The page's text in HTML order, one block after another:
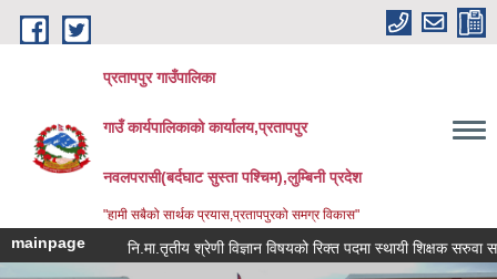
Skip to main content
प्रतापपुर गाउँपालिका
गाउँ कार्यपालिकाको कार्यालय,प्रतापपुर
नवलपरासी(बर्दघाट सुस्ता पश्चिम),लुम्बिनी प्रदेश
"हामी सबैको सार्थक प्रयास,प्रतापपुरको समग्र विकास"
mainpage नि.मा.तृतीय श्रेणी विज्ञान विषयको रिक्त पदमा स्थायी शिक्षक सरुवा